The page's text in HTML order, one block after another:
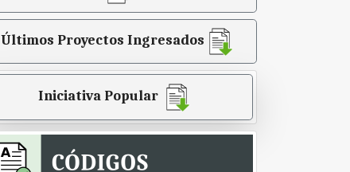
Últimos Proyectos Ingresados
Iniciativa Popular